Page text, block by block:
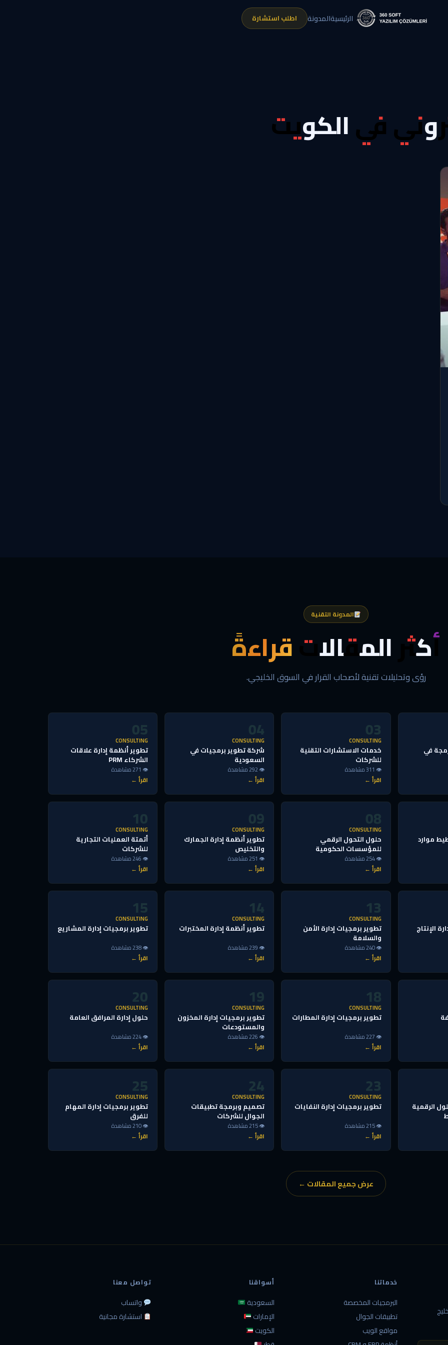
الرئيسيةالمدونة اطلب استشارة
في الكويت
المدونة التقنية
أكثر المقالات قراءةً
رؤى وتحليلات تقنية لأصحاب القرار في السوق الخليجي.
في
03
CONSULTING
خدمات الاستشارات التقنية
للشركات
👁 311 مشاهدة
اقرأ ←
04
CONSULTING
شركة تطوير برمجيات في
السعودية
👁 292 مشاهدة
اقرأ ←
05
CONSULTING
تطوير أنظمة إدارة علاقات
الشركاء PRM
👁 271 مشاهدة
اقرأ ←
موارد
08
CONSULTING
حلول التحول الرقمي
للمؤسسات الحكومية
👁 254 مشاهدة
اقرأ ←
09
CONSULTING
تطوير أنظمة إدارة الجمارك
والتخليص
👁 251 مشاهدة
اقرأ ←
10
CONSULTING
أتمتة العمليات التجارية
للشركات
👁 246 مشاهدة
اقرأ ←
الإنتاج
13
CONSULTING
تطوير برمجيات إدارة الأمن
والسلامة
👁 240 مشاهدة
اقرأ ←
14
CONSULTING
تطوير أنظمة إدارة المختبرات
👁 239 مشاهدة
اقرأ ←
15
CONSULTING
تطوير برمجيات إدارة المشاريع
👁 238 مشاهدة
اقرأ ←
18
CONSULTING
تطوير برمجيات إدارة المطارات
👁 227 مشاهدة
اقرأ ←
19
CONSULTING
تطوير برمجيات إدارة المخزون
والمستودعات
👁 226 مشاهدة
اقرأ ←
20
CONSULTING
حلول إدارة المرافق العامة
👁 224 مشاهدة
اقرأ ←
الرقمية
23
CONSULTING
تطوير برمجيات إدارة النفايات
👁 215 مشاهدة
اقرأ ←
24
CONSULTING
تصميم وبرمجة تطبيقات
الجوال للشركات
👁 215 مشاهدة
اقرأ ←
25
CONSULTING
تطوير برمجيات إدارة المهام
للفرق
👁 210 مشاهدة
اقرأ ←
عرض جميع المقالات ←
خدماتنا
البرمجيات المخصصة
تطبيقات الجوال
مواقع الويب
أسواقنا
السعودية
الإمارات
الكويت
تواصل معنا
واتساب
استشارة مجانية